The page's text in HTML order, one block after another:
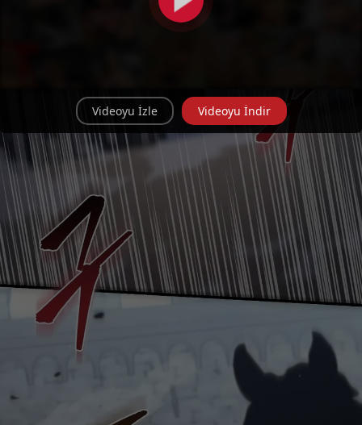
Videoyu İzle Videoyu İndir